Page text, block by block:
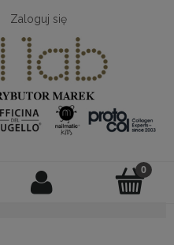
Zaloguj się